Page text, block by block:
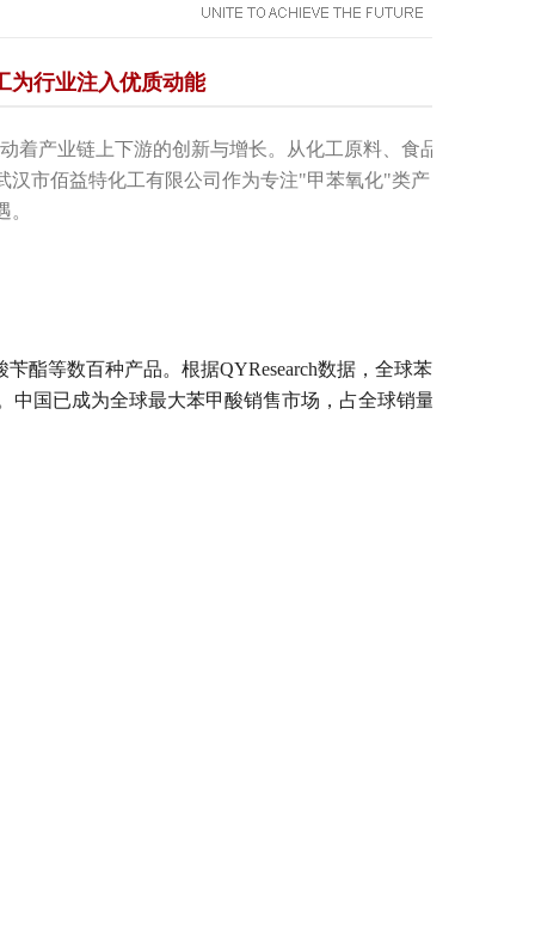
为行业注入优质动能
产业链上下游的创新与增长。从化工原料、食品
汉市佰益特化工有限公司作为专注"甲苯氧化"类产
等数百种产品。根据QYResearch数据，全球苯
中国已成为全球最大苯甲酸销售市场，占全球销量